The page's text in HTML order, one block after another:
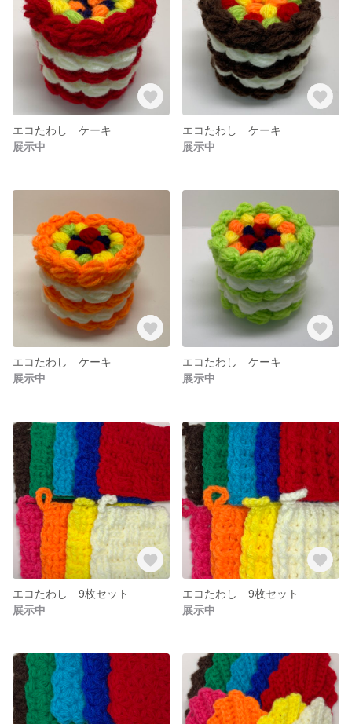
エコたわし ケーキ
展示中
エコたわし ケーキ
展示中
エコたわし ケーキ
展示中
エコたわし ケーキ
展示中
エコたわし 9枚セット
展示中
エコたわし 9枚セット
展示中